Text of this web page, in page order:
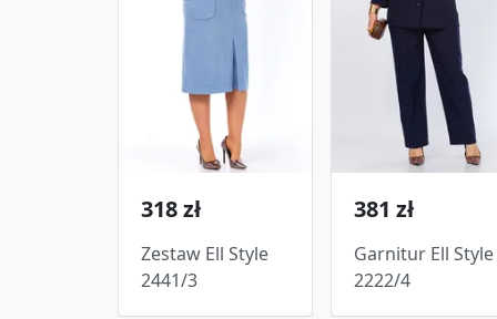
318 zł
Zestaw Ell Style
2441/3
381 zł
Garnitur Ell Style
2222/4